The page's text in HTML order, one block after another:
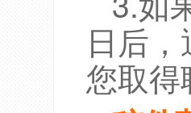
日后
您取